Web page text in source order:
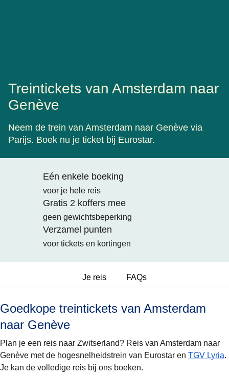
Treintickets van Amsterdam naar
Genève
Neem de trein van Amsterdam naar Genève via
Parijs. Boek nu je ticket bij Eurostar.
Eén enkele boeking
voor je hele reis
Gratis 2 koffers mee
geen gewichtsbeperking
Verzamel punten
voor tickets en kortingen
Je reis FAQs
Goedkope treintickets van Amsterdam
naar Genève
Plan je een reis naar Zwitserland? Reis van Amsterdam naar
Genève met de hogesnelheidstrein van Eurostar en TGV Lyria.
Je kan de volledige reis bij ons boeken.